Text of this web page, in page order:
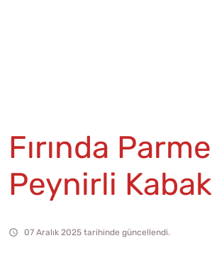
Fırında
Peynirli Kabak
07 Aralık 2025 tarihinde güncellendi.